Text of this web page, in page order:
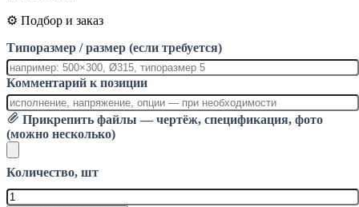
⚙️ Подбор и заказ
Типоразмер / размер (если требуется)
Комментарий к позиции
Прикрепить файлы — чертёж, спецификация, фото
(можно несколько)
Количество, шт